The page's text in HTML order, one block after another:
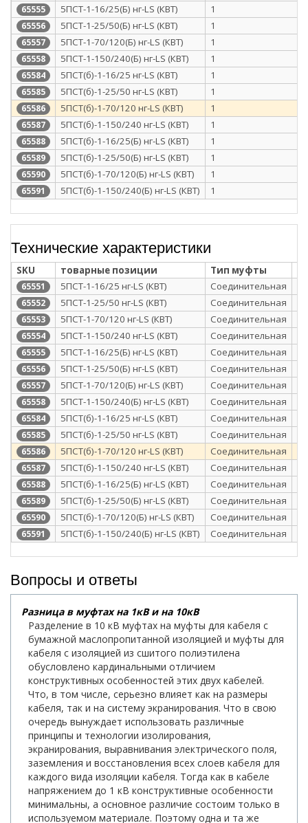
65555 5ПСТ-1-16/25(Б) нг-LS (КВТ) 1
65556 5ПСТ-1-25/50(Б) нг-LS (КВТ) 1
65557 5ПСТ-1-70/120(Б) нг-LS (КВТ) 1
65558 5ПСТ-1-150/240(Б) нг-LS (КВТ) 1
65584 5ПСТ(б)-1-16/25 нг-LS (КВТ) 1
65585 5ПСТ(б)-1-25/50 нг-LS (КВТ) 1
65586 5ПСТ(б)-1-70/120 нг-LS (КВТ) 1
65587 5ПСТ(б)-1-150/240 нг-LS (КВТ) 1
65588 5ПСТ(б)-1-16/25(Б) нг-LS (КВТ) 1
65589 5ПСТ(б)-1-25/50(Б) нг-LS (КВТ) 1
65590 5ПСТ(б)-1-70/120(Б) нг-LS (КВТ) 1
65591 5ПСТ(б)-1-150/240(Б) нг-LS (КВТ) 1
Технические характеристики
SKU товарные позиции Тип муфты
65551 5ПСТ-1-16/25 нг-LS (КВТ) Соединительная
65552 5ПСТ-1-25/50 нг-LS (КВТ) Соединительная
65553 5ПСТ-1-70/120 нг-LS (КВТ) Соединительная
65554 5ПСТ-1-150/240 нг-LS (КВТ) Соединительная
65555 5ПСТ-1-16/25(Б) нг-LS (КВТ) Соединительная
65556 5ПСТ-1-25/50(Б) нг-LS (КВТ) Соединительная
65557 5ПСТ-1-70/120(Б) нг-LS (КВТ) Соединительная
65558 5ПСТ-1-150/240(Б) нг-LS (КВТ) Соединительная
65584 5ПСТ(б)-1-16/25 нг-LS (КВТ) Соединительная
65585 5ПСТ(б)-1-25/50 нг-LS (КВТ) Соединительная
65586 5ПСТ(б)-1-70/120 нг-LS (КВТ) Соединительная
65587 5ПСТ(б)-1-150/240 нг-LS (КВТ) Соединительная
65588 5ПСТ(б)-1-16/25(Б) нг-LS (КВТ) Соединительная
65589 5ПСТ(б)-1-25/50(Б) нг-LS (КВТ) Соединительная
65590 5ПСТ(б)-1-70/120(Б) нг-LS (КВТ) Соединительная
65591 5ПСТ(б)-1-150/240(Б) нг-LS (КВТ) Соединительная
Вопросы и ответы
Разница в муфтах на 1кВ и на 10кВ
Разделение в 10 кВ муфтах на муфты для кабеля с
бумажной маслопропитанной изоляцией и муфты для
кабеля с изоляцией из сшитого полиэтилена
обусловлено кардинальными отличием
конструктивных особенностей этих двух кабелей.
Что, в том числе, серьезно влияет как на размеры
кабеля, так и на систему экранирования. Что в свою
очередь вынуждает использовать различные
принципы и технологии изолирования,
экранирования, выравнивания электрического поля,
заземления и восстановления всех слоев кабеля для
каждого вида изоляции кабеля. Тогда как в кабеле
напряжением до 1 кВ конструктивные особенности
минимальны, а основное различие состоим только в
используемом материале. Поэтому одна и та же